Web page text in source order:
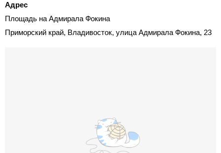
Адрес
Площадь на Адмирала Фокина
Приморский край, Владивосток, улица Адмирала Фокина, 23